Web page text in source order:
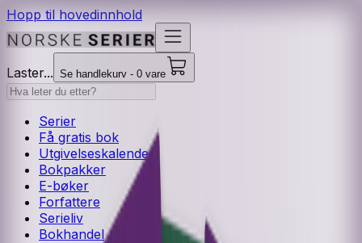
Hopp til hovedinnhold
Laster... Se handlekurv - 0 vare
Serier
Få gratis bok
Utgivelseskalender
Bokpakker
E-bøker
Forfattere
Serieliv
Bokhandel